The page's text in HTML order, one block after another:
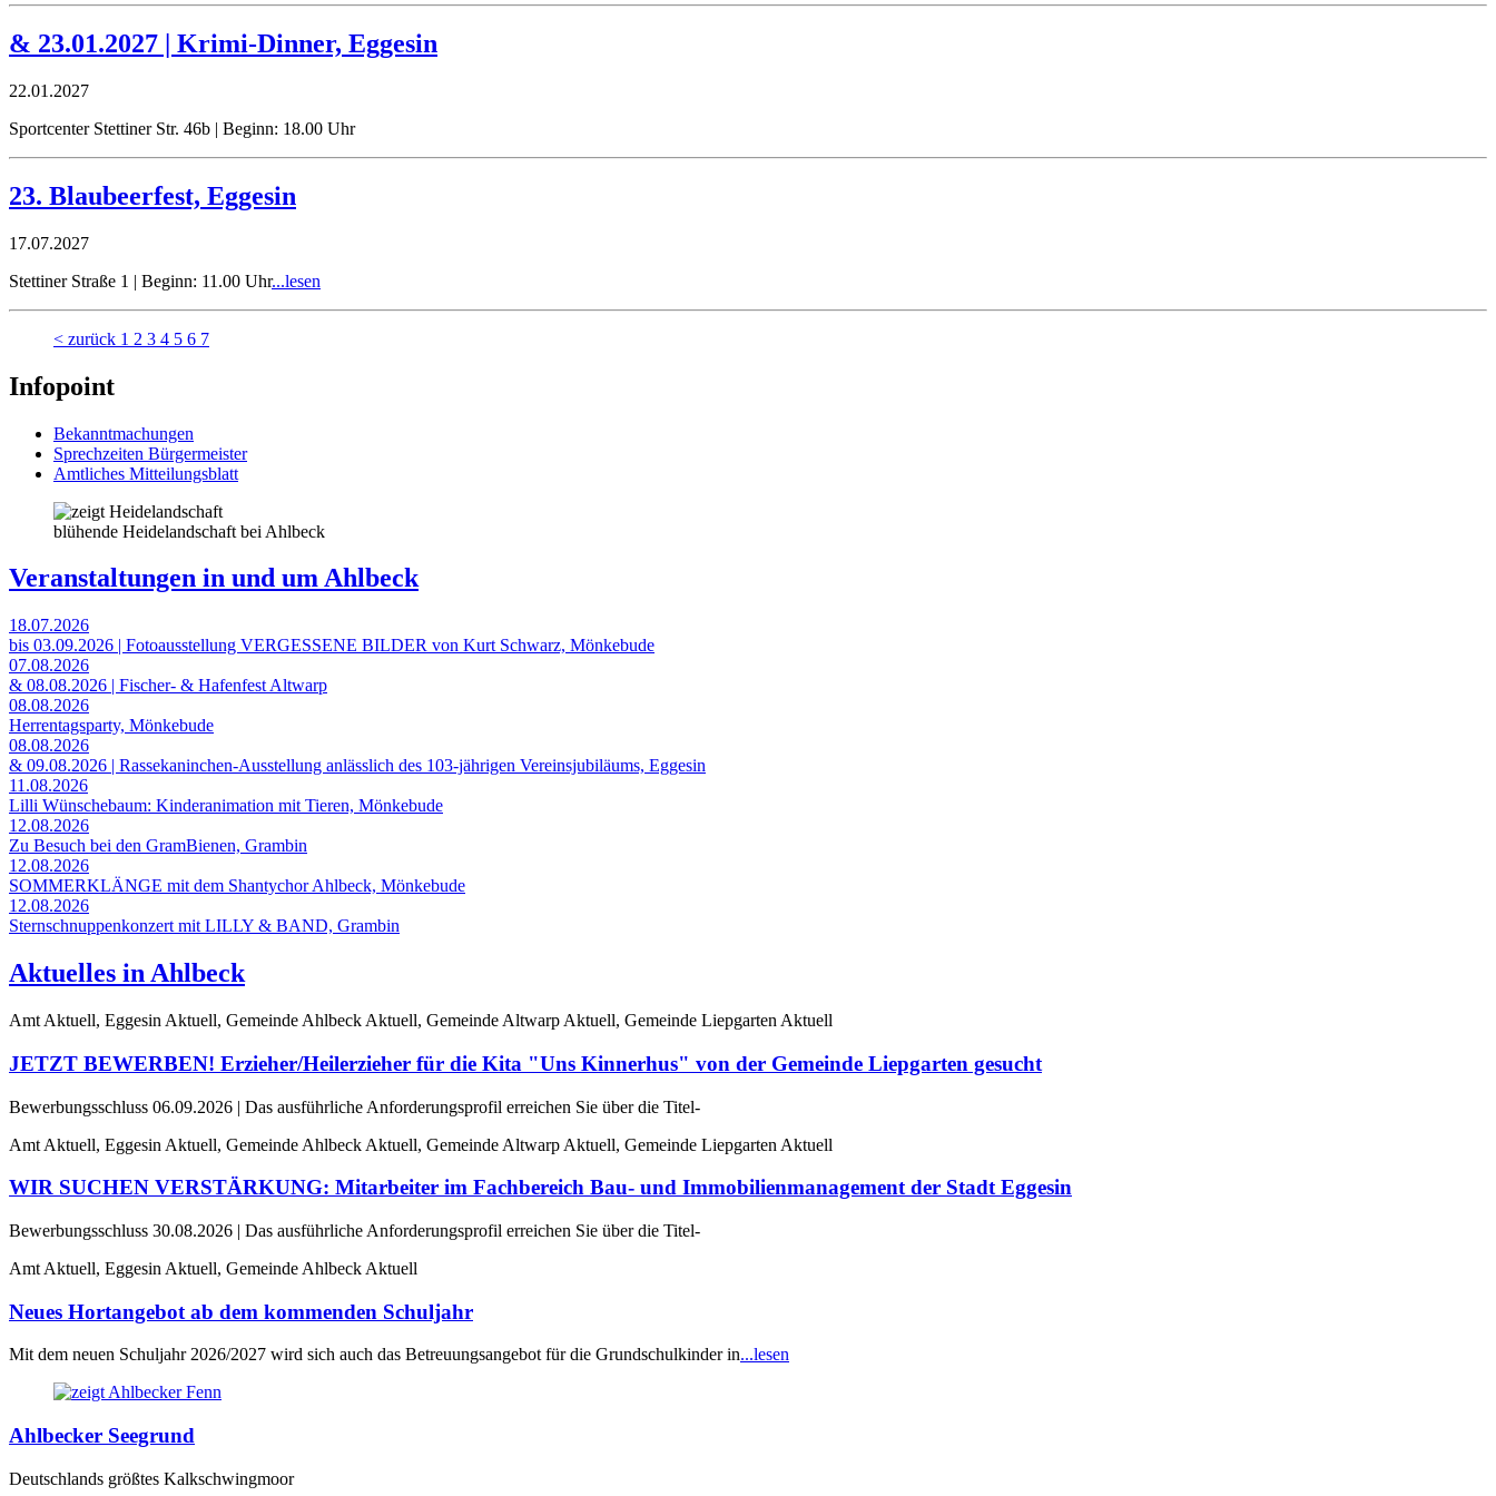
& 23.01.2027 | Krimi-Dinner, Eggesin
22.01.2027
Sportcenter Stettiner Str. 46b | Beginn: 18.00 Uhr
23. Blaubeerfest, Eggesin
17.07.2027
Stettiner Straße 1 | Beginn: 11.00 Uhr...lesen
< zurück 1 2 3 4 5 6 7
Infopoint
Bekanntmachungen
Sprechzeiten Bürgermeister
Amtliches Mitteilungsblatt
blühende Heidelandschaft bei Ahlbeck
Veranstaltungen in und um Ahlbeck
18.07.2026
bis 03.09.2026 | Fotoausstellung VERGESSENE BILDER von Kurt Schwarz, Mönkebude
07.08.2026
& 08.08.2026 | Fischer- & Hafenfest Altwarp
08.08.2026
Herrentagsparty, Mönkebude
08.08.2026
& 09.08.2026 | Rassekaninchen-Ausstellung anlässlich des 103-jährigen Vereinsjubiläums, Eggesin
11.08.2026
Lilli Wünschebaum: Kinderanimation mit Tieren, Mönkebude
12.08.2026
Zu Besuch bei den GramBienen, Grambin
12.08.2026
SOMMERKLÄNGE mit dem Shantychor Ahlbeck, Mönkebude
12.08.2026
Sternschnuppenkonzert mit LILLY & BAND, Grambin
Aktuelles in Ahlbeck
Amt Aktuell, Eggesin Aktuell, Gemeinde Ahlbeck Aktuell, Gemeinde Altwarp Aktuell, Gemeinde Liepgarten Aktuell
JETZT BEWERBEN! Erzieher/Heilerzieher für die Kita "Uns Kinnerhus" von der Gemeinde Liepgarten gesucht
Bewerbungsschluss 06.09.2026 | Das ausführliche Anforderungsprofil erreichen Sie über die Titel-
Amt Aktuell, Eggesin Aktuell, Gemeinde Ahlbeck Aktuell, Gemeinde Altwarp Aktuell, Gemeinde Liepgarten Aktuell
WIR SUCHEN VERSTÄRKUNG: Mitarbeiter im Fachbereich Bau- und Immobilienmanagement der Stadt Eggesin
Bewerbungsschluss 30.08.2026 | Das ausführliche Anforderungsprofil erreichen Sie über die Titel-
Amt Aktuell, Eggesin Aktuell, Gemeinde Ahlbeck Aktuell
Neues Hortangebot ab dem kommenden Schuljahr
Mit dem neuen Schuljahr 2026/2027 wird sich auch das Betreuungsangebot für die Grundschulkinder in...lesen
Ahlbecker Seegrund
Deutschlands größtes Kalkschwingmoor